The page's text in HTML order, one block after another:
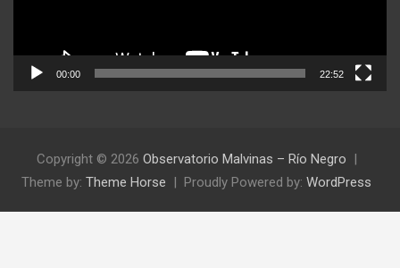
00:00 22:52
Copyright © 2026 Observatorio Malvinas – Río Negro
Theme by: Theme Horse Proudly Powered by: WordPress